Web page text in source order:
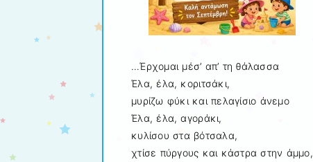
…Έρχομαι μέσ’ απ’ τη θάλασσα
Έλα, έλα, κοριτσάκι,
μυρίζω φύκι και πελαγίσιο άνεμο
Έλα, έλα, αγοράκι,
κυλίσου στα βότσαλα,
χτίσε πύργους και κάστρα στην άμμο,